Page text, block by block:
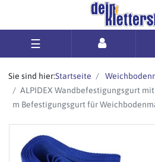
☰
Sie sind hier:Startseite
ALPIDEX Wandbefestigungsgurt
m Befestigungsgurt für